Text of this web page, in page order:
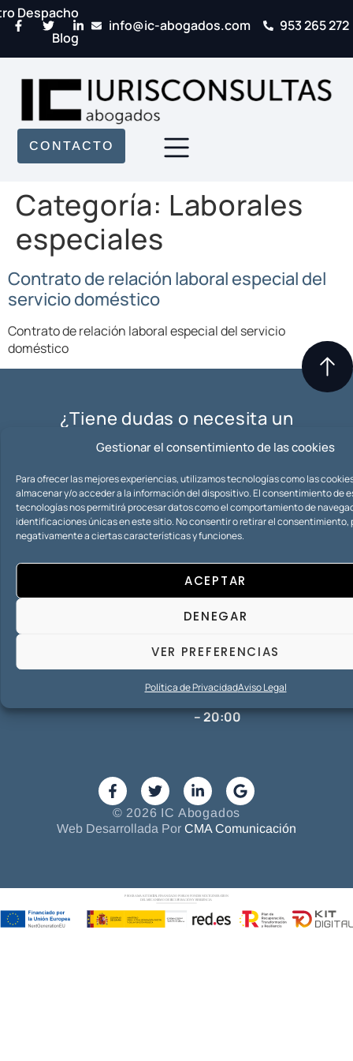
Gestionar el consentimiento de las cookies
Para ofrecer las mejores experiencias, utilizamos tecnologías como las
almacenar y/o acceder a la información del dispositivo. El consentimiento de
tecnologías nos permitirá procesar datos como el comportamiento de
identificaciones únicas en este sitio. No consentir o retirar el consentimiento,
negativamente a ciertas características y funciones.
ACEPTAR
DENEGAR
VER PREFERENCIAS
Política de PrivacidadAviso Legal
Despacho
Blog
info@ic-abogados.com 953 265 272
CONTACTO
Categoría: Laborales
especiales
Contrato de relación laboral especial del
servicio doméstico
Contrato de relación laboral especial del servicio
doméstico
¿Tiene dudas o necesita un
presupuesto?
Iuris consultas abogados es garantía de compromiso
con el cliente, seriedad, profesionalidad, anonimato,
especialidad y rapidez.
Blog
Privacidad
Mapa del
Arquitecto
Berges, 36,
23007 Jaén
Horario de
Atención
Viernes:
9:00 – 14:30
– 20:00
Contacto
info@ic-
© 2026 IC Abogados
Web Desarrollada Por CMA Comunicación